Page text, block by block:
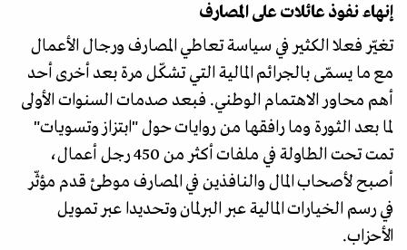
إنهاء نفوذ عائلات على المصارف
تغيّر فعلا الكثير في سياسة تعاطي المصارف ورجال الأعمال
مع ما يسمّى بالجرائم المالية التي تشكّل مرة بعد أخرى أحد
أهم محاور الاهتمام الوطني. فبعد صدمات السنوات الأولى
لما بعد الثورة وما رافقها من روايات حول "ابتزاز وتسويات"
تمت تحت الطاولة في ملفات أكثر من 450 رجل أعمال،
أصبح لأصحاب المال والنافذين في المصارف موطئ قدم مؤثّر
في رسم الخيارات المالية عبر البرلمان وتحديدا عبر تمويل
الأحزاب.